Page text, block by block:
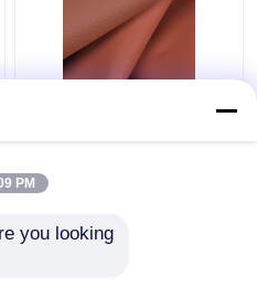
Fouling
PM
you looking